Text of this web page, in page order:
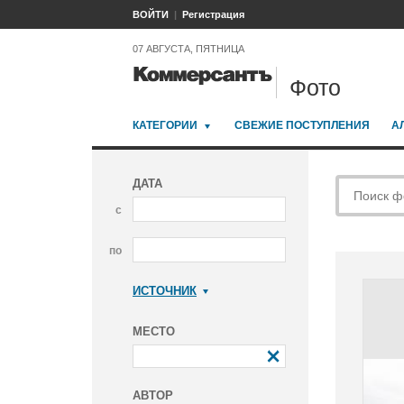
ВОЙТИ Регистрация
07 АВГУСТА, ПЯТНИЦА
Фото
КАТЕГОРИИ СВЕЖИЕ ПОСТУПЛЕНИЯ
ДАТА
с
по
ИСТОЧНИК
МЕСТО
АВТОР